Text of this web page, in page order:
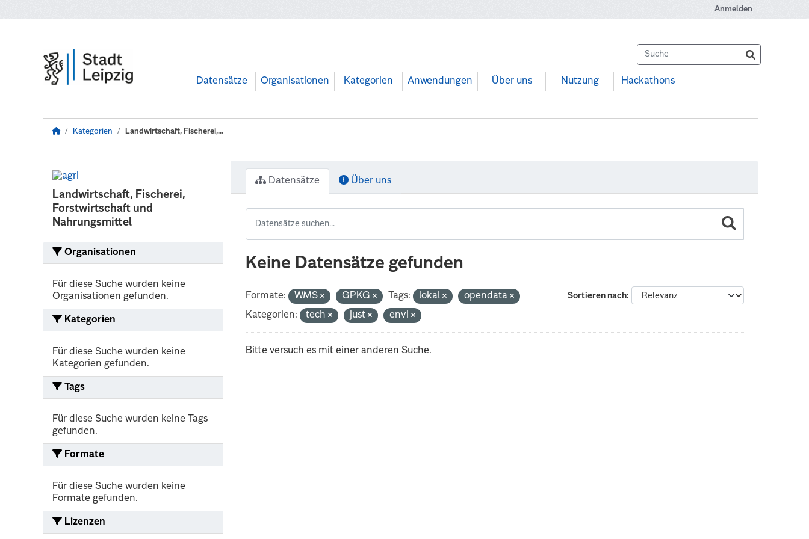
Anmelden
Datensätze Organisationen Kategorien Anwendungen Über uns Nutzung Hackathons
Kategorien Landwirtschaft, Fischerei,...
Landwirtschaft, Fischerei,
Forstwirtschaft und
Nahrungsmittel
Organisationen
Für diese Suche wurden keine
Organisationen gefunden.
Kategorien
Für diese Suche wurden keine
Kategorien gefunden.
Tags
Für diese Suche wurden keine Tags
gefunden.
Formate
Für diese Suche wurden keine
Formate gefunden.
Lizenzen
Datensätze Über uns
Keine Datensätze gefunden
Sortieren nach
Formate: WMS GPKG Tags: lokal
opendata
Kategorien:
tech just envi
Bitte versuch es mit einer anderen Suche.